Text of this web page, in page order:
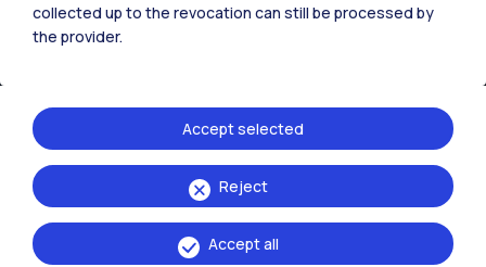
IT EN
Milano Leonardo
Milano Bovisa
Cremona
Lecco
collected up to the revocation can still be processed by
the provider.
Reject
Accept selected
Accept all